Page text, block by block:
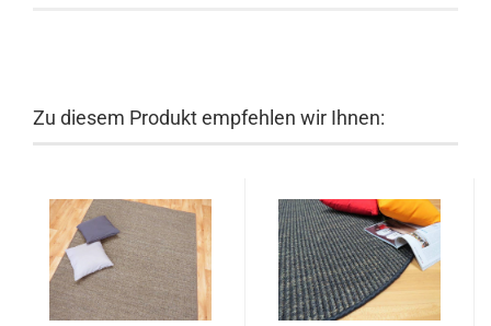
Zu diesem Produkt empfehlen wir Ihnen: